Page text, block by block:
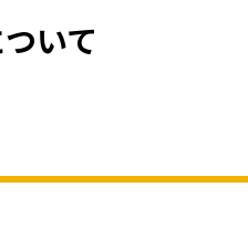
いて